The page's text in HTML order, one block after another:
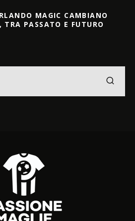
MAGIC CAMBIANO
TRA PASSATO E FUTURO